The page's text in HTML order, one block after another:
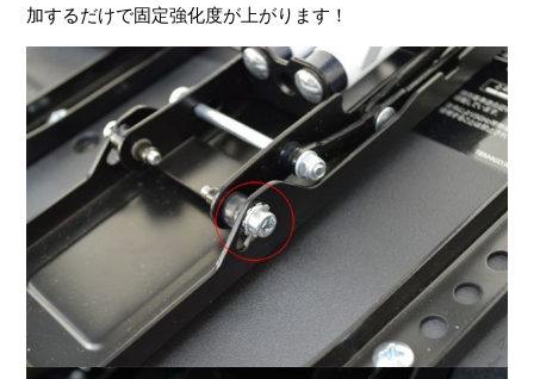
加するだけで固定強化度が上がります！